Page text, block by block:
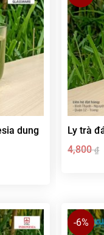
dung
Ly trà
4,800₫
-6%